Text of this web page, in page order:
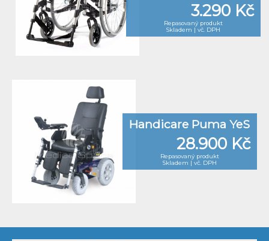
3.290 Kč
Repasovaný produkt
Skladem | vč. DPH
Handicare Puma YeS
28.900 Kč
Repasovaný produkt
Skladem | vč. DPH